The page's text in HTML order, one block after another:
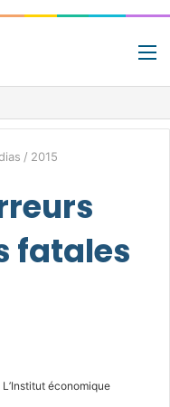
/ 2015
fatales
L’Institut économique